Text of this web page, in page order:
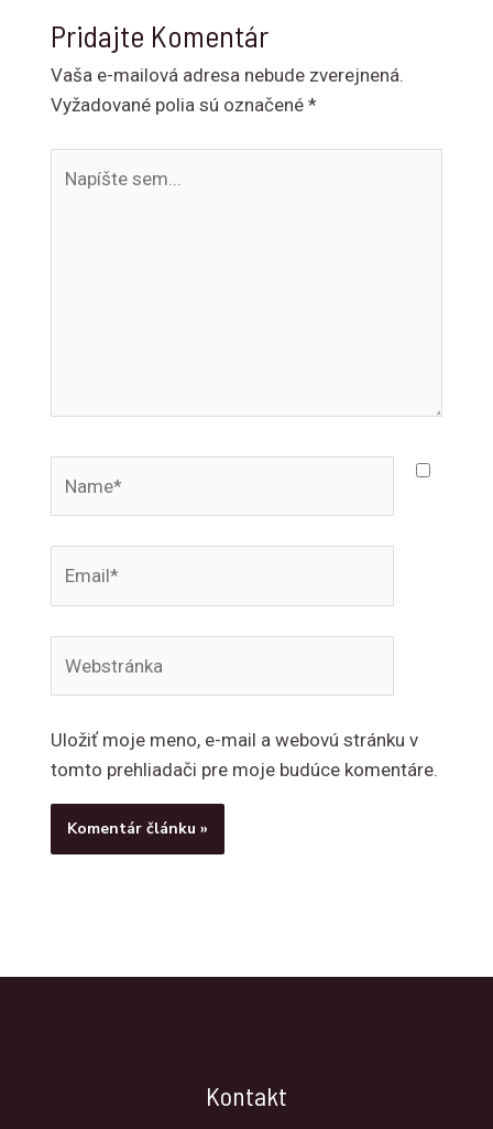
Pridajte Komentár
Vaša e-mailová adresa nebude zverejnená.
Vyžadované polia sú označené *
sem...
Uložiť moje meno, e-mail a webovú stránku v
tomto prehliadači pre moje budúce komentáre.
Kontakt